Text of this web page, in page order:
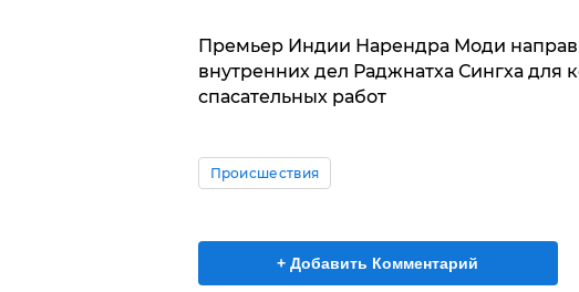
Премьер Индии Нарендра Моди
внутренних дел Раджнатха Сингха для
спасательных работ
Происшествия
+ Добавить Комментарий